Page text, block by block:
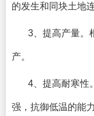
的发生和同块土地
3、提高产量。
产。
4、提高耐寒性
强，抗御低温的能